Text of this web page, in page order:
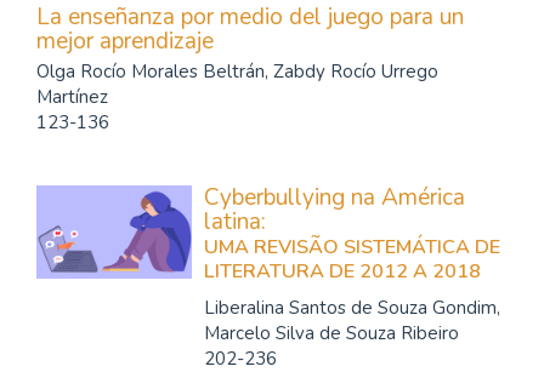
La enseñanza por medio del juego para un
mejor aprendizaje
Olga Rocío Morales Beltrán, Zabdy Rocío Urrego
Martínez
123-136
Cyberbullying na América
latina:
UMA REVISÃO SISTEMÁTICA DE
LITERATURA DE 2012 A 2018
Liberalina Santos de Souza Gondim,
Marcelo Silva de Souza Ribeiro
202-236